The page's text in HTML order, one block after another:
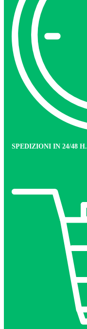
SPEDIZIONI IN 24/48 H.